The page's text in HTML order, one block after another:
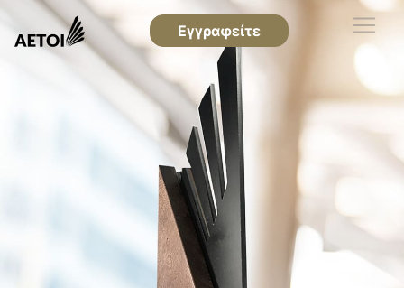
Εγγραφείτε